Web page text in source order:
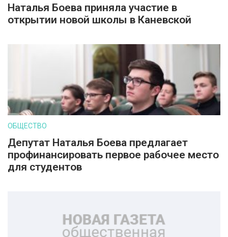
Наталья Боева приняла участие в
открытии новой школы в Каневской
ОБЩЕСТВО
Депутат Наталья Боева предлагает
профинансировать первое рабочее место
для студентов